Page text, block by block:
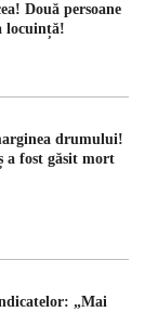
Două persoane
locuință!
drumului!
a fost găsit mort
„Mai